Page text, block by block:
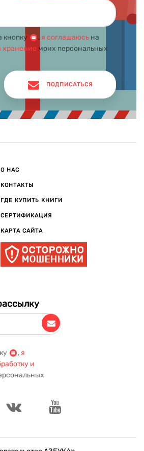
кнопку , я соглашаюсь на
хранение моих персональных
ПОДПИСАТЬСЯ
О НАС
КОНТАКТЫ
ГДЕ КУПИТЬ КНИГИ
СЕРТИФИКАЦИЯ
КАРТА САЙТА
, я
и